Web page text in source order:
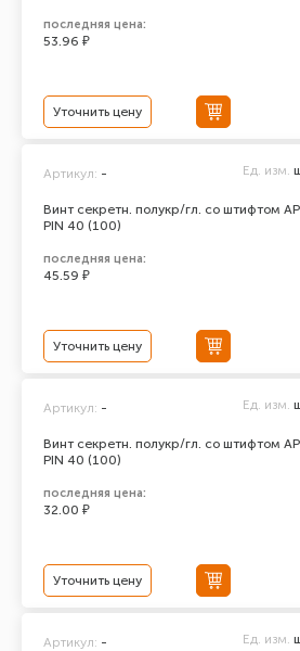
последняя цена:
53.96 ₽
Уточнить цену
Винт секретн. полукр/гл. со штифтом
PIN 40 (100)
Артикул: - Ед. изм.
последняя цена:
45.59 ₽
Уточнить цену
Винт секретн. полукр/гл. со штифтом
PIN 40 (100)
Артикул: - Ед. изм.
последняя цена:
32.00 ₽
Уточнить цену
Артикул: - Ед. изм.